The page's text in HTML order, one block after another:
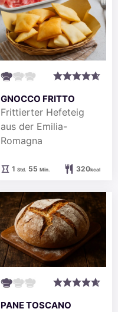
GNOCCO FRITTO
Frittierter Hefeteig
aus der Emilia-
Romagna
1Stunde
Std. 55Minuten
Min. 320kcal
PANE TOSCANO